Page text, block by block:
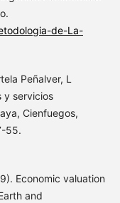
de-La-
Peñalver, L
y servicios
Cienfuegos,
55.
Economic valuation
and